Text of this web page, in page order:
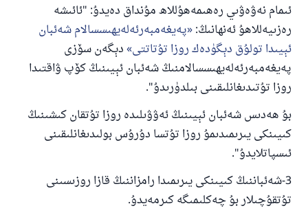
ئىمام نەۋەۋىي رەھىمەھۇللاھ مۇنداق دەيدۇ: "ئائىشە
رەزىيەللاھۇ ئەنھانىڭ: پەيغەمبەرئەلەيھىسسالام شەئبان
ئېيىدا تولۇق دېگۈدەك روزا تۇتاتتى دېگەن سۆزى
پەيغەمبەرئەلەيھىسسالامنىڭ شەئبان ئېيىنىڭ كۆپ ۋاقتىدا
روزا تۇتىدىغانلىقىنى بىلدۈرىدۇ".
بۇ ھەدىس شەئبان ئېيىنىڭ ئەۋۋىلىدە روزا تۇتقان كىشىنىڭ
كىيىنكى يىرىمىدىمۇ روزا تۇتسا دۇرۇس بولىدىغانلىقىنى
ئىسپاتلايدۇ".
3-شەئباننىڭ كىيىنكى يىرىمىدا رامزاننىڭ قازا روزىسىنى
تۇتقۇچىلار بۇ چەكلىمىگە كىرمەيدۇ.
ئوخشاش ساۋاپقا ئېرىشىدۇ
مۇسلىم رىۋايەت قىلغان (1893) ھەدىس
ئىئائە